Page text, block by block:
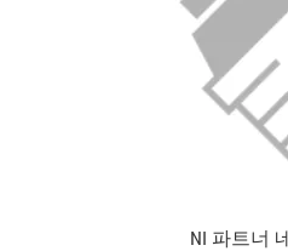
NI 파트너